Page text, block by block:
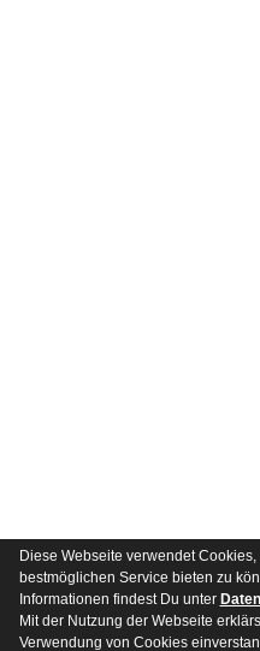
©
Besucherstatistik
Diese Webseite verwendet Cookies,
bestmöglichen Service bieten zu
Informationen findest Du unter
Mit der Nutzung der Webseite
Verwendung von Cookies